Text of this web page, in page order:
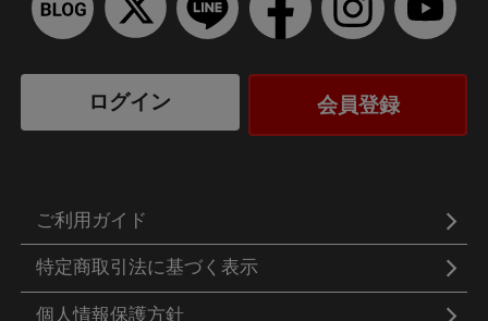
ログイン 会員登録
ご利用ガイド
特定商取引法に基づく表示
個人情報保護方針